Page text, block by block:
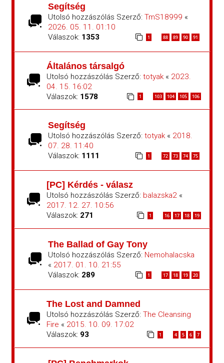
Segítség
Utolsó hozzászólás Szerző: TmS18999 «
2026. 05. 11. 01:10
Válaszok: 1353 1 88 89 90 91
Általános társalgó
Utolsó hozzászólás Szerző: totyak« 2023.
04. 15. 16:02
Válaszok: 1578 1 103 104 105 106
Segítség
Utolsó hozzászólás Szerző: totyak« 2018.
07. 28. 11:40
Válaszok: 1111 1 72 73 74 75
[PC] Kérdés - válasz
Utolsó hozzászólás Szerző: balazska2«
2017. 12. 27. 10:56
Válaszok: 271 1 16 17 18 19
The Ballad of Gay Tony
Utolsó hozzászólás Szerző: Nemohalacska
« 2017. 01. 10. 21:55
Válaszok: 289 1 17 18 19 20
The Lost and Damned
Utolsó hozzászólás Szerző: The Cleansing
Fire « 2015. 10. 09. 17:02
Válaszok: 93 1 4 5 6 7